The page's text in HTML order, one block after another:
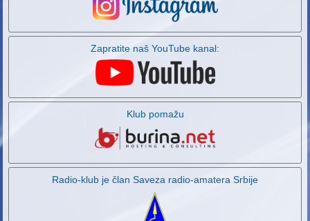
Zapratite naš YouTube kanal:
Klub pomažu
Radio-klub je član Saveza radio-amatera Srbije